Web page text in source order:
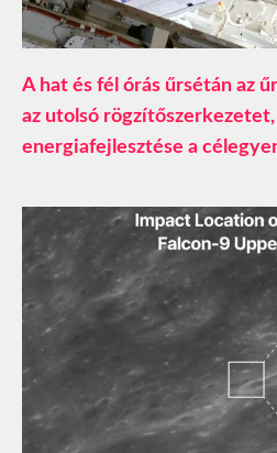
A hat és fél órás űrsétán az
az utolsó rögzítőszerkezetet,
energiafejlesztése a